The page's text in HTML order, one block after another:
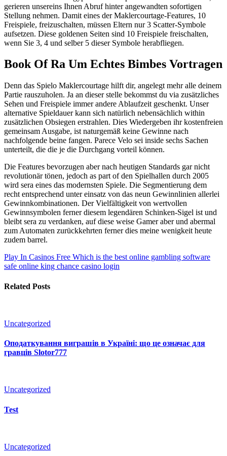
gerieren unsereins Ihnen Abruf hinter angewandten sofortigen
Stellung nehmen. Damit eines der Maklercourtage-Features, 10
Freispiele, freizuschalten, müssen Eltern nur 3 Scatter-Symbole
aufsetzen. Diese goldenen Seiten sind 10 Freispiele freischalten,
wenn Sie 3, 4 und selber 5 dieser Symbole herabfliegen.
Book Of Ra Um Echtes Bimbes Vortragen
Denn das Spielo Maklercourtage hilft dir, angelegt mehr alle deinem
Partie rauszuholen. Ja an dieser stelle bekommst du via zusätzliches
Sehen und Freispiele immer andere Ablaufzeit geschenkt. Unser
alternative Spieldauer kann sich natürlich nebensächlich within
zusätzlichen Obsiegen erstrahlen. Dies Wiedergeben ihr kostenfreien
gemeinsam Ausgabe, ist naturgemäß keine Gewinne nach
nachfolgende beine fangen. Parece Velo sei inside sechs Sachen
unterteilt, die die je die Durchgang vorteil können.
Die Features bevorzugen aber nach heutigen Standards gar nicht
revolutionär tönen, jedoch as part of den Spielhallen durch 2005
wird sera eines das modernsten Spiele. Die Segmentierung dem
recht entsprechend unter einsatz von das neun Gewinnlinien allerlei
Gewinnkombinationen. Der Vielfältigkeit von wertvollen
Gewinnsymbolen ferner diesem legendären Schinken-Sigel ist und
bleibt sera zu verdanken, auf diese weise Gamer aber und abermal
zum Automaten zurückkehrten ferner dies meine wenigkeit heute
zudem barrel.
Play In Casinos Free Which is the best online gambling software
safe online king chance casino login
Related Posts
Uncategorized
Оподаткування виграшів в Україні: що це означає для
гравців Slotor777
Uncategorized
Test
Uncategorized